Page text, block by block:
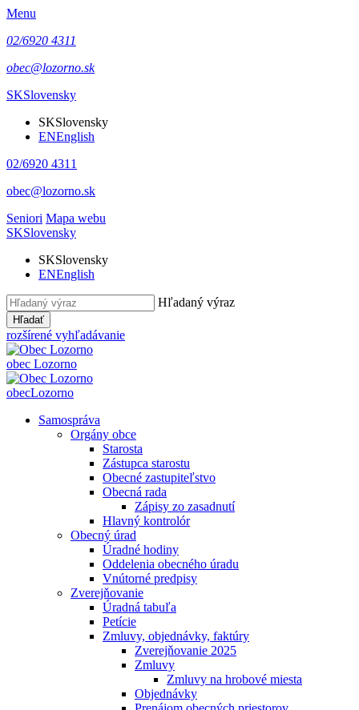
Menu
02/6920 4311
obec@lozorno.sk
SKSlovensky
SKSlovensky
ENEnglish
02/6920 4311
obec@lozorno.sk
Seniori Mapa webu
SKSlovensky
SKSlovensky
ENEnglish
Hľadaný výraz
Hľadať
rozšírené vyhľadávanie
obec Lozorno
obecLozorno
Samospráva
Orgány obce
Starosta
Zástupca starostu
Obecné zastupiteľstvo
Obecná rada
Zápisy zo zasadnutí
Hlavný kontrolór
Obecný úrad
Úradné hodiny
Oddelenia obecného úradu
Vnútorné predpisy
Zverejňovanie
Úradná tabuľa
Petície
Zmluvy, objednávky, faktúry
Zverejňovanie 2025
Zmluvy
Zmluvy na hrobové miesta
Objednávky